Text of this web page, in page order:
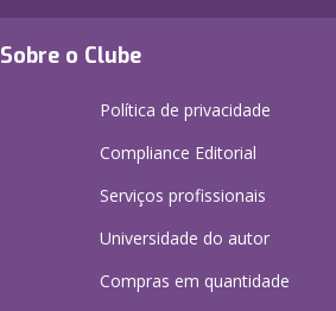
Sobre o Clube
Política de privacidade
Compliance Editorial
Serviços profissionais
Universidade do autor
Compras em quantidade